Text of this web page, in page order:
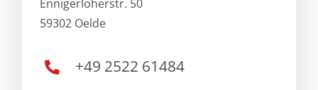
Ennigerloherstr. 50
59302 Oelde
+49 2522 61484